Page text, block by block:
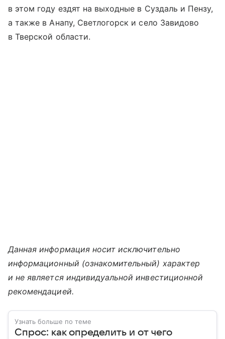
в этом году ездят на выходные в Суздаль и Пензу,
а также в Анапу, Светлогорск и село Завидово
в Тверской области.
Данная информация носит исключительно
информационный (ознакомительный) характер
и не является индивидуальной инвестиционной
рекомендацией.
Узнать больше по теме
Спрос: как определить и от чего